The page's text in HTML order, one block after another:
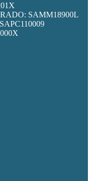
SAMM18900L